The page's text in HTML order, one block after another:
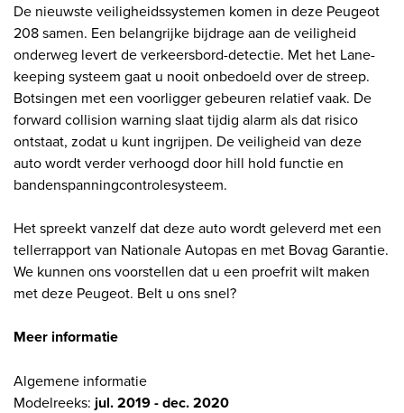
De nieuwste veiligheidssystemen komen in deze Peugeot
208 samen. Een belangrijke bijdrage aan de veiligheid
onderweg levert de verkeersbord-detectie. Met het Lane-
keeping systeem gaat u nooit onbedoeld over de streep.
Botsingen met een voorligger gebeuren relatief vaak. De
forward collision warning slaat tijdig alarm als dat risico
ontstaat, zodat u kunt ingrijpen. De veiligheid van deze
auto wordt verder verhoogd door hill hold functie en
bandenspanningcontrolesysteem.
Het spreekt vanzelf dat deze auto wordt geleverd met een
tellerrapport van Nationale Autopas en met Bovag Garantie.
We kunnen ons voorstellen dat u een proefrit wilt maken
met deze Peugeot. Belt u ons snel?
Meer informatie
Algemene informatie
Modelreeks: jul. 2019 - dec. 2020